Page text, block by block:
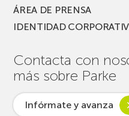
ÁREA DE PRENSA
IDENTIDAD
Contacta con
más sobre Parke
Infórmate y avanza